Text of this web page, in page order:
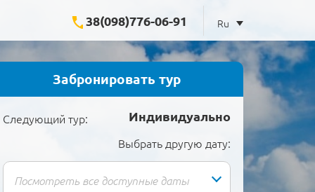
38(098)776-06-91 Ru
Забронировать тур
Следующий тур: Индивидуально
Выбрать другую дату: